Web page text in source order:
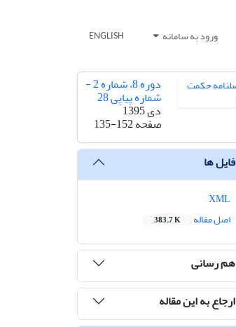
ورود به سامانه ENGLISH
دوره 8، شماره 2 -
شماره پیاپی 28
دی 1395
صفحه135-152
فایل ها
اصل مقاله
383.7 K
هم رسانی
ارجاع به این مقاله